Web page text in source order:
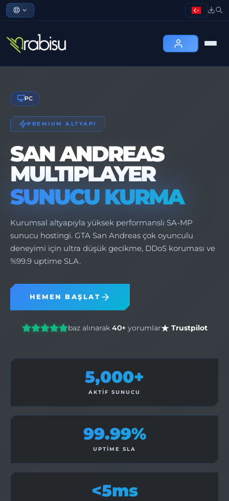
PC
PREMIUM ALTYAPI
SAN ANDREAS
MULTIPLAYER
SUNUCU KURMA
Kurumsal altyapıyla yüksek performanslı SA-MP
sunucu hostingi. GTA San Andreas çok oyunculu
deneyimi için ultra düşük gecikme, DDoS koruması ve
%99.9 uptime SLA.
HEMEN BAŞLAT
baz alınarak 40+yorumlar Trustpilot
5,000+
AKTIF SUNUCU
99.99%
UPTIME SLA
<5ms